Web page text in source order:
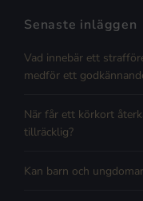
Senaste inläggen
Vad innebär ett
medför ett
När får ett körkort
tillräcklig?
Kan barn och